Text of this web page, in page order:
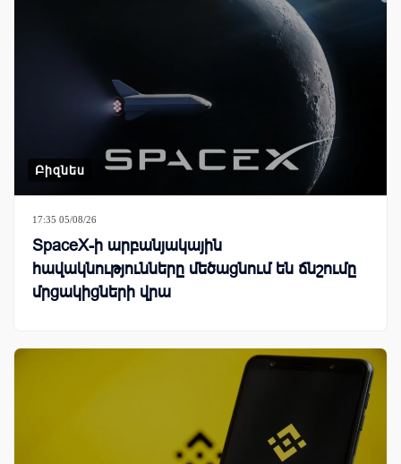
Բիզնես
17:35 05/08/26
SpaceX-ի արբանյակային
հավակնությունները մեծացնում են ճնշումը
մրցակիցների վրա